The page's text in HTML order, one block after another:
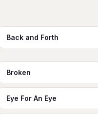
Back and Forth
Broken
Eye For An Eye